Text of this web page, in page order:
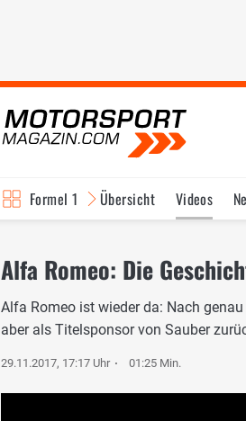
Formel 1 Übersicht Videos
Alfa Romeo: Die
Alfa Romeo ist wieder da: Nach
aber als Titelsponsor von Sauber
29.11.2017, 17:17 Uhr 01:25 Min.